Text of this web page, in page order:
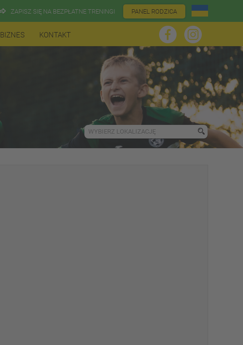
ZAPISZ SIĘ NA BEZPŁATNE TRENINGI PANEL RODZICA
BIZNES KONTAKT
WYBIERZ LOKALIZACJĘ